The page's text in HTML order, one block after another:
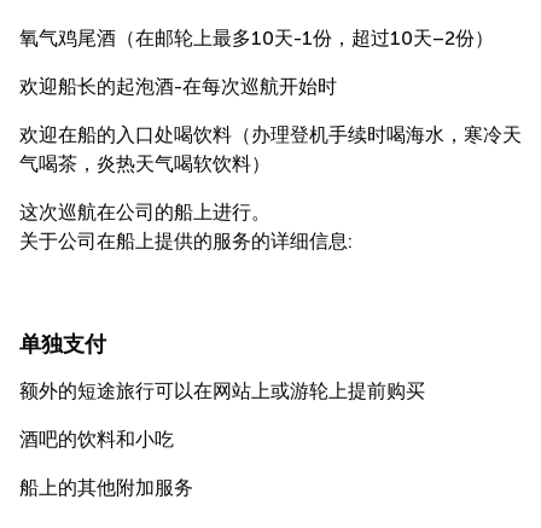
氧气鸡尾酒（在邮轮上最多10天-1份，超过10天–2份）
欢迎船长的起泡酒-在每次巡航开始时
欢迎在船的入口处喝饮料（办理登机手续时喝海水，寒冷天
气喝茶，炎热天气喝软饮料）
这次巡航在公司的船上进行。
关于公司在船上提供的服务的详细信息:
单独支付
额外的短途旅行可以在网站上或游轮上提前购买
酒吧的饮料和小吃
船上的其他附加服务